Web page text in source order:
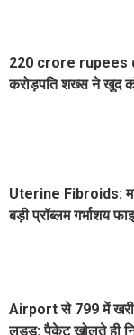
220 crore rupees
करोड़पति शख्स ने खुद
Uterine Fibroids:
बड़ी प्रॉब्लम गर्भाशय
Airport से 799 में
लड्डू: पैकेट खोलते ही